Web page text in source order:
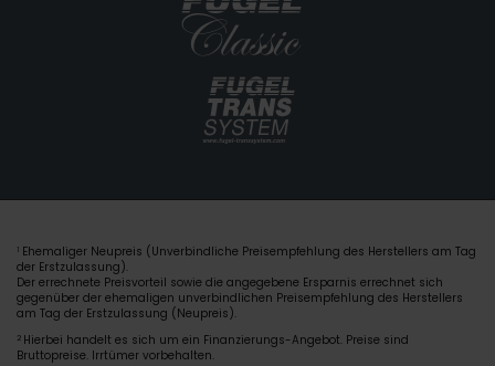
1 Ehemaliger Neupreis (Unverbindliche Preisempfehlung des Herstellers am Tag
der Erstzulassung).
Der errechnete Preisvorteil sowie die angegebene Ersparnis errechnet sich
gegenüber der ehemaligen unverbindlichen Preisempfehlung des Herstellers
am Tag der Erstzulassung (Neupreis).
2 Hierbei handelt es sich um ein Finanzierungs-Angebot. Preise sind
Bruttopreise. Irrtümer vorbehalten.